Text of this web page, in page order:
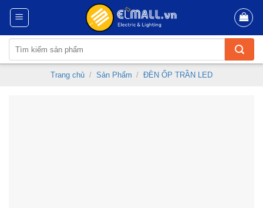
Skip
content
kiếm:
Trang chủ / Sản Phẩm / ĐÈN ỐP TRẦN LED